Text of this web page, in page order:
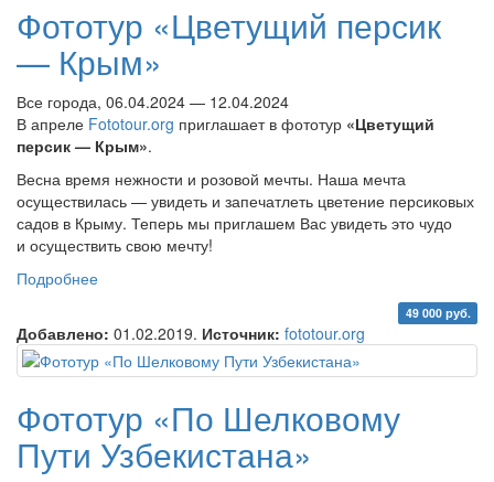
Фототур «Цветущий персик
— Крым»
Все города, 06.04.2024 — 12.04.2024
В апреле Fototour.org приглашает в фототур «Цветущий
персик — Крым».
Весна время нежности и розовой мечты. Наша мечта
осуществилась — увидеть и запечатлеть цветение персиковых
садов в Крыму. Теперь мы приглашем Вас увидеть это чудо
и осуществить свою мечту!
Подробнее
49 000 руб.
Добавлено: 01.02.2019. Источник: fototour.org
Фототур «По Шелковому
Пути Узбекистана»